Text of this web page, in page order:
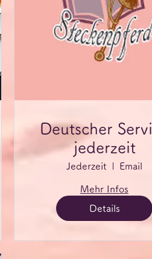
Deutscher
jederzeit
Jederzeit Email
Mehr Infos
Details